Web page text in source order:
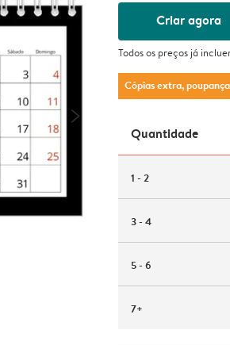
Criar agora
Todos os preços já
Cópias extra,
Quantidade
1 - 2
3 - 4
5 - 6
7+